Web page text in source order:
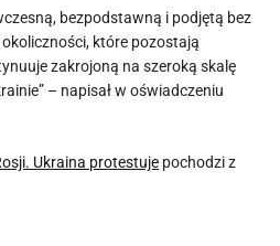
bezpodstawną i podjętą bez
które pozostają
zakrojoną na szeroką skalę
– napisał w oświadczeniu
Ukraina protestuje pochodzi z